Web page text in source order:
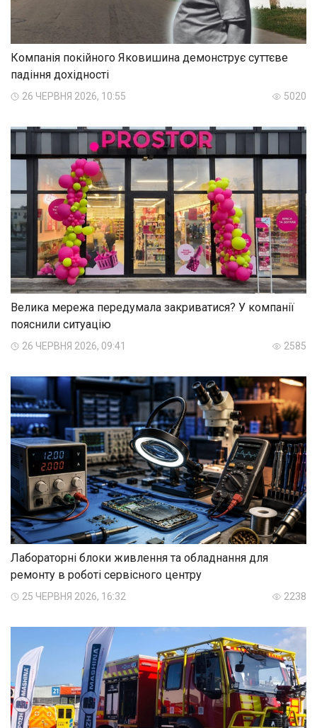
Компанія покійного Яковишина демонструє суттєве
падіння дохідності
26 ЧЕРВНЯ 2026, 10:55 5020
Велика мережа передумала закриватися? У компанії
пояснили ситуацію
26 ЧЕРВНЯ 2026, 09:41 2585
Лабораторні блоки живлення та обладнання для
ремонту в роботі сервісного центру
25 ЧЕРВНЯ 2026, 16:32 2238